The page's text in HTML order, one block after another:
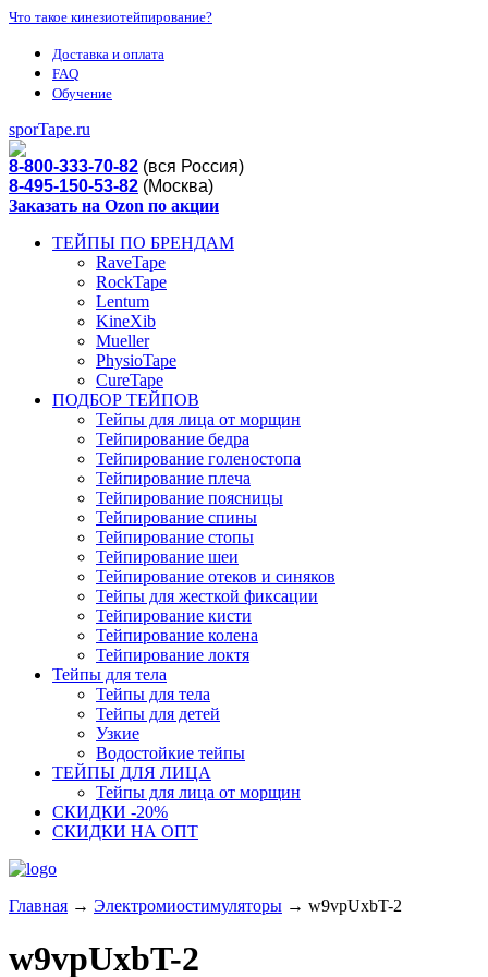
Что такое кинезиотейпирование?
Доставка и оплата
FAQ
Обучение
sporTape.ru
8-800-333-70-82 (вся Россия)
8-495-150-53-82 (Москва)
Заказать на Ozon по акции
ТЕЙПЫ ПО БРЕНДАМ
RaveTape
RockTape
Lentum
KineXib
Mueller
PhysioTape
CureTape
ПОДБОР ТЕЙПОВ
Тейпы для лица от морщин
Тейпирование бедра
Тейпирование голеностопа
Тейпирование плеча
Тейпирование поясницы
Тейпирование спины
Тейпирование стопы
Тейпирование шеи
Тейпирование отеков и синяков
Тейпы для жесткой фиксации
Тейпирование кисти
Тейпирование колена
Тейпирование локтя
Тейпы для тела
Тейпы для тела
Тейпы для детей
Узкие
Водостойкие тейпы
ТЕЙПЫ ДЛЯ ЛИЦА
Тейпы для лица от морщин
СКИДКИ -20%
СКИДКИ НА ОПТ
Главная → Электромиостимуляторы → w9vpUxbT-2
w9vpUxbT-2